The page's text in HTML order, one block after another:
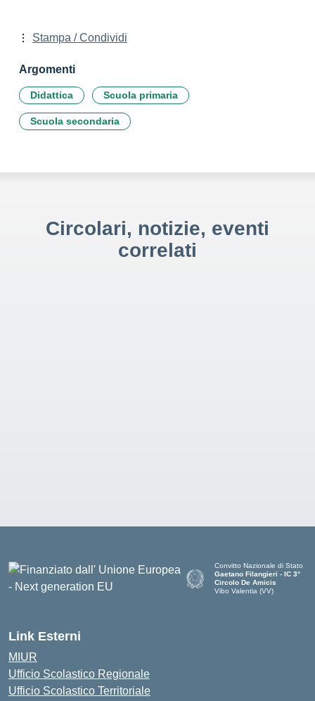
Stampa / Condividi
Argomenti
Didattica Scuola primaria
Scuola secondaria
Circolari, notizie, eventi
correlati
Convitto Nazionale di Stato
Gaetano Filangieri - IC 3°
Circolo De Amicis
Vibo Valentia (VV)
Link Esterni
MIUR
Ufficio Scolastico Regionale
Ufficio Scolastico Territoriale